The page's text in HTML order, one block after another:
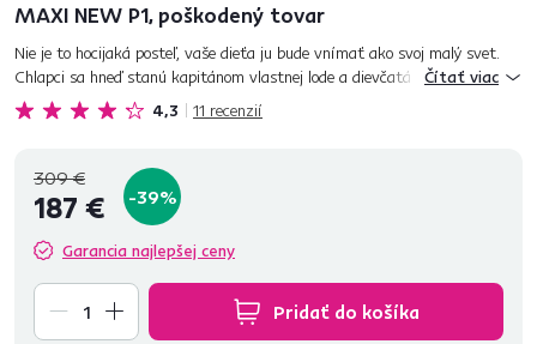
MAXI NEW P1, poškodený tovar
4,3 11 recenzií
Nie je to hocijaká posteľ, vaše dieťa ju bude vnímať ako svoj malý svet.
Chlapci sa hneď stanú kapitánom vlastnej lode a dievčatá princezné vo
vlastnom kráľovstve. Viacúčelová posteľ MAXI NEW je stv...
Čítať viac
309 €
187 € -39%
Garancia najlepšej ceny
Pridať do košíka